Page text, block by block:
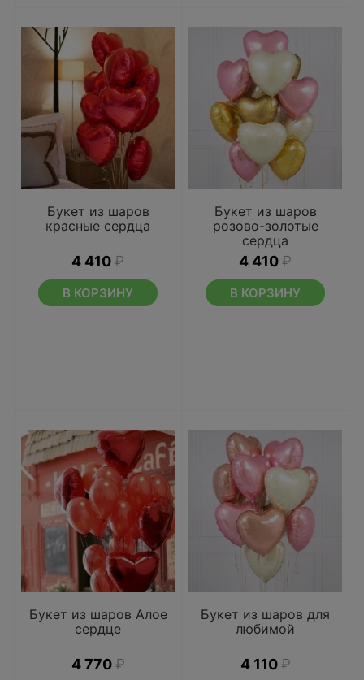
Букет из шаров
красные сердца
4 410 ₽
В КОРЗИНУ
Букет из шаров
розово-золотые
сердца
4 410 ₽
В КОРЗИНУ
Букет из шаров Алое
сердце
4 770 ₽
Букет из шаров для
любимой
4 110 ₽